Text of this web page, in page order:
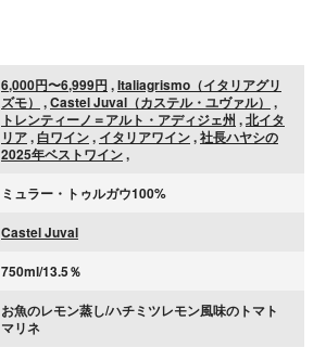
6,000円〜6,999円 ,Italiagrismo（イタリアグリ
ズモ） ,Castel Juval（カステル・ユヴァル） ,
トレンティーノ＝アルト・アディジェ州 ,北イタ
リア, 白ワイン, イタリアワイン,社長ハヤシの
2025年ベストワイン,
ミュラー・トゥルガウ100%
Castel Juval
750ml/13.5％
お魚のレモン蒸し/ハチミツレモン風味のトマト
マリネ